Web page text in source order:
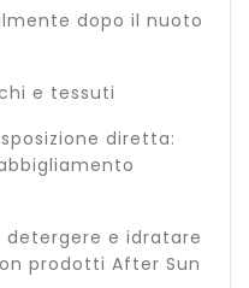
dopo il nuoto
e tessuti
diretta:
detergere e idratare
prodotti After Sun